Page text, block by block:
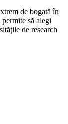
de bogată în
să alegi
de research